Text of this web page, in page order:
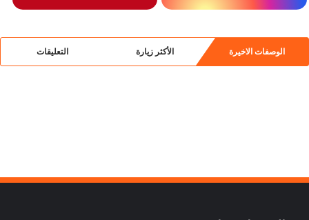
الوصفات الاخيرة الأكثر زيارة التعليقات